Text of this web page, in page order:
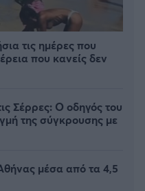
τις ημέρες που
που κανείς δεν
Σέρρες: Ο οδηγός του
της σύγκρουσης με
μέσα από τα 4,5